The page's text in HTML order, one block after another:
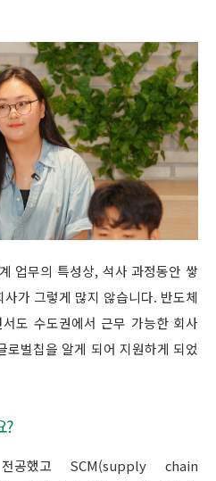
업무의 특성상, 석사 과정동안 쌓
가 그렇게 많지 않습니다. 반도체
도 수도권에서 근무 가능한 회사
로벌칩을 알게 되어 지원하게 되었
?
공했고 SCM(supply chain